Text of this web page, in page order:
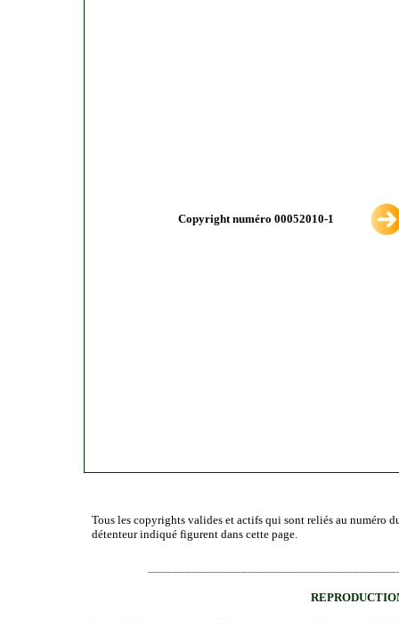
Copyright numéro 00052010-1
Tous les copyrights valides et actifs qui sont reliés au numéro
détenteur indiqué figurent dans cette page.